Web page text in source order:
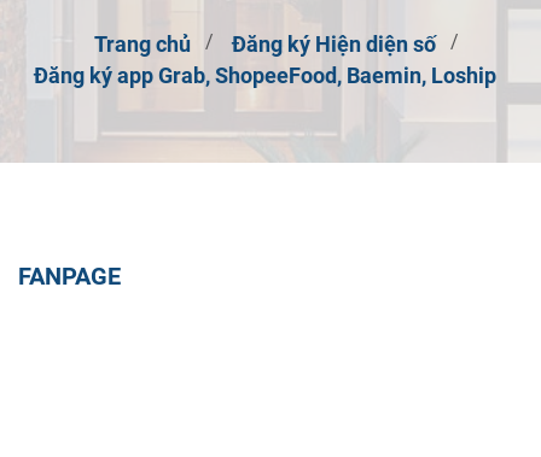
Trang chủ
Đăng ký Hiện diện số
Đăng ký app Grab, ShopeeFood, Baemin, Loship
FANPAGE